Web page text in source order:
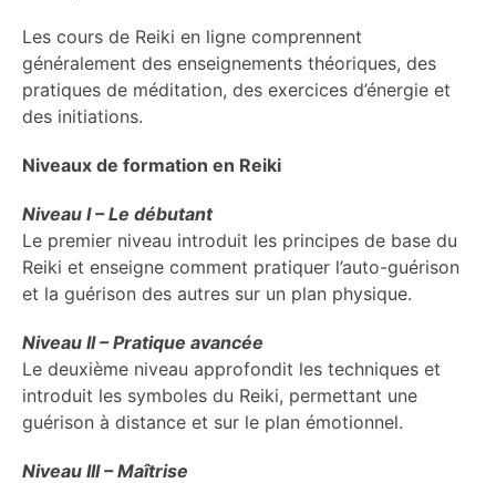
Les cours de Reiki en ligne comprennent
généralement des enseignements théoriques, des
pratiques de méditation, des exercices d’énergie et
des initiations.
Niveaux de formation en Reiki
Niveau I – Le débutant
Le premier niveau introduit les principes de base du
Reiki et enseigne comment pratiquer l’auto-guérison
et la guérison des autres sur un plan physique.
Niveau II – Pratique avancée
Le deuxième niveau approfondit les techniques et
introduit les symboles du Reiki, permettant une
guérison à distance et sur le plan émotionnel.
Niveau III – Maîtrise